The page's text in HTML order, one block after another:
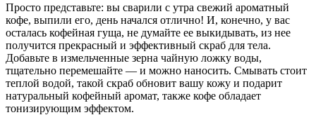
Просто представьте: вы сварили с утра свежий ароматный
кофе, выпили его, день начался отлично! И, конечно, у вас
осталась кофейная гуща, не думайте ее выкидывать, из нее
получится прекрасный и эффективный скраб для тела.
Добавьте в измельченные зерна чайную ложку воды,
тщательно перемешайте — и можно наносить. Смывать стоит
теплой водой, такой скраб обновит вашу кожу и подарит
натуральный кофейный аромат, также кофе обладает
тонизирующим эффектом.